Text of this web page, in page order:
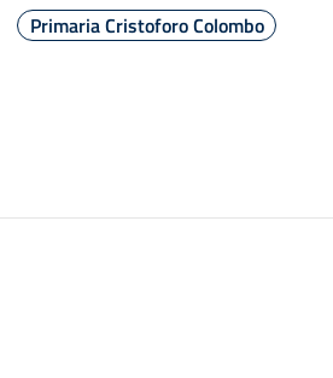
Primaria Cristoforo Colombo